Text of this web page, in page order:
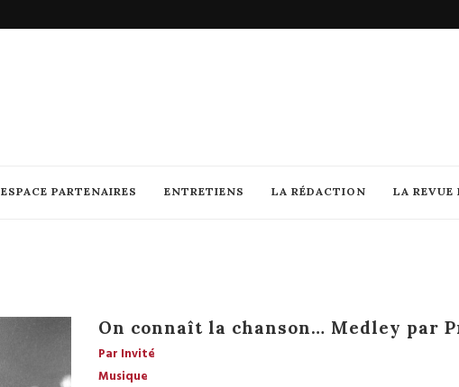
ESPACE PARTENAIRES ENTRETIENS LA RÉDACTION LA REVUE
On connaît la chanson… Medley par
Par Invité
Musique